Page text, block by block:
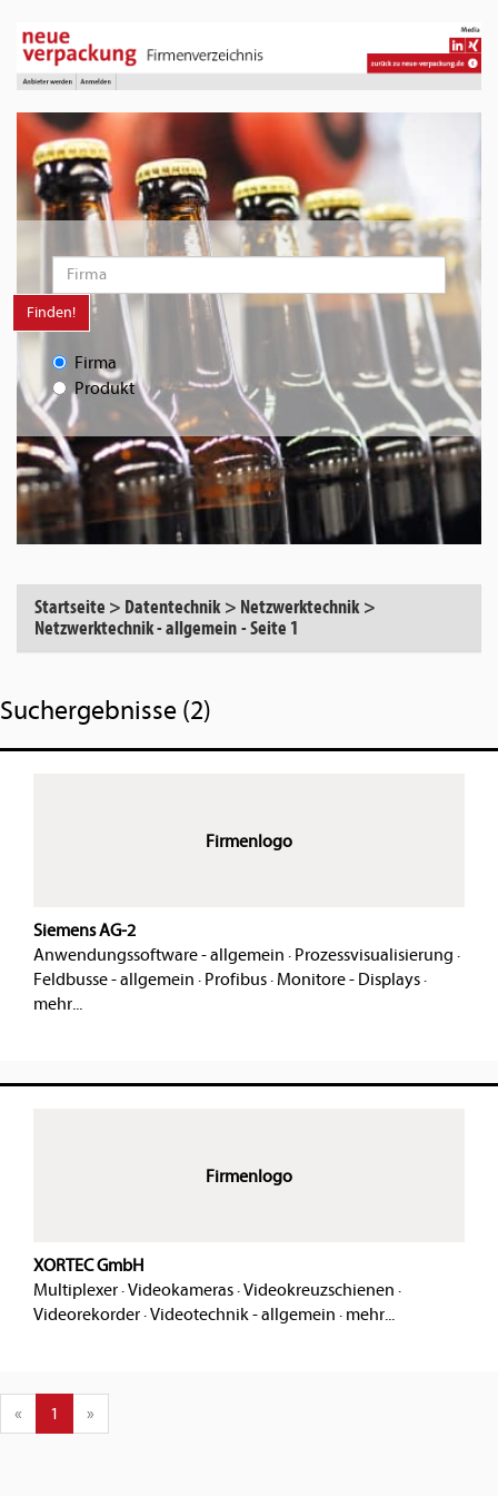
Finden!
Firma
Produkt
Startseite > Datentechnik > Netzwerktechnik >
Netzwerktechnik - allgemein-Seite 1
Suchergebnisse (2)
Firmenlogo
Siemens AG-2
Anwendungssoftware - allgemein · Prozessvisualisierung ·
Feldbusse - allgemein · Profibus· Monitore - Displays·
mehr...
Firmenlogo
XORTEC GmbH
Multiplexer·Videokameras·Videokreuzschienen ·
Videorekorder·Videotechnik - allgemein · mehr...
« 1 »